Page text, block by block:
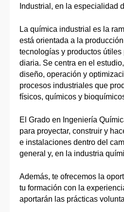
Industrial, en la especialidad
La química industrial es la
está orientada a la
tecnologías y productos útiles
diaria. Se centra en el
diseño, operación y
procesos industriales que
físicos, químicos y
El Grado en Ingeniería
para proyectar, construir y
e instalaciones dentro del
general y, en la industria
Además, te ofrecemos la
tu formación con la
aportarán las prácticas